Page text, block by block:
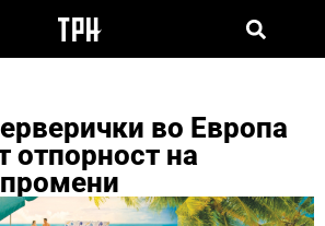
во Европа
отпорност на